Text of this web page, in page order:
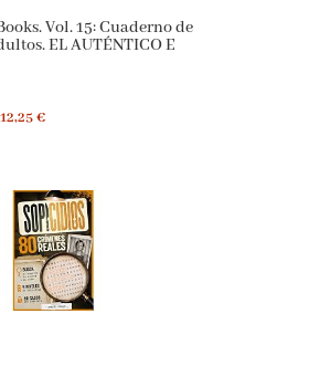
Vol. 15: Cuaderno de
EL AUTÉNTICO E
12,25 €